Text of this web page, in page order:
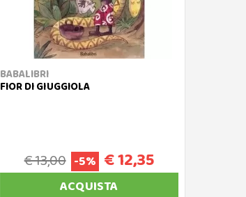
BABALIBRI
FIOR DI GIUGGIOLA
€ 13,00 -5% € 12,35
ACQUISTA